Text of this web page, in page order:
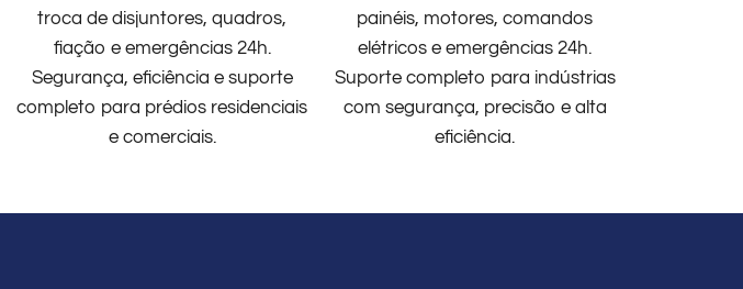
troca de disjuntores, quadros,
fiação e emergências 24h.
Segurança, eficiência e suporte
completo para prédios residenciais
e comerciais.
painéis, motores, comandos
elétricos e emergências 24h.
Suporte completo para indústrias
com segurança, precisão e alta
eficiência.